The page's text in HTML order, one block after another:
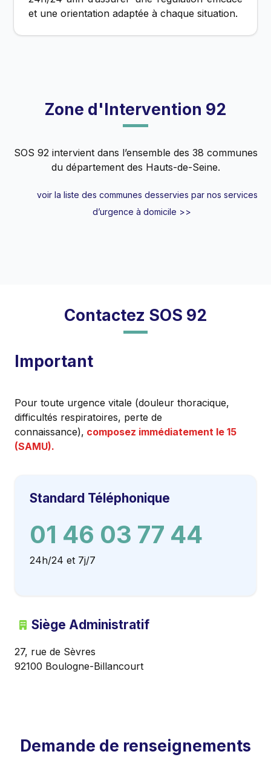
et une orientation adaptée à chaque situation.
Zone d'Intervention 92
SOS 92 intervient dans l’ensemble des 38 communes
du département des Hauts-de-Seine.
voir la liste des communes desservies par nos services
d’urgence à domicile
Contactez SOS 92
Important
Pour toute urgence vitale (douleur thoracique,
difficultés respiratoires, perte de
connaissance), composez immédiatement le 15
(SAMU).
Standard Téléphonique
01 46 03 77 44
24h/24 et 7j/7
Siège Administratif
27, rue de Sèvres
92100 Boulogne-Billancourt
Demande de renseignements